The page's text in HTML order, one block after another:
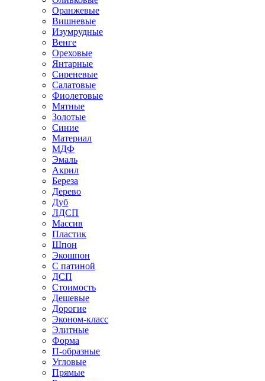
Оранжевые
Вишневые
Изумрудные
Венге
Ореховые
Янтарные
Сиреневые
Салатовые
Фиолетовые
Мятные
Золотые
Синие
Материал
МДФ
Эмаль
Акрил
Береза
Дерево
Дуб
ЛДСП
Массив
Пластик
Шпон
Экошпон
С патиной
ДСП
Стоимость
Дешевые
Дорогие
Эконом-класс
Элитные
Форма
П-образные
Угловые
Прямые